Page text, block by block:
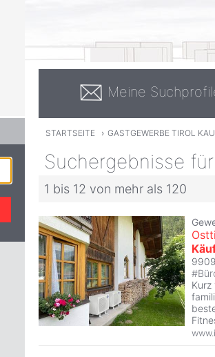
Meine
STARTSEITE › GASTGEWERBE TIROL
Suchergebnisse
1 bis 12 von mehr als 120
#